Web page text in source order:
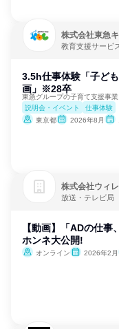
株式会社東急
教育支援サービ
3.5h仕事体験「子ど
画」※28卒
東急グループの子育て支援事
説明会・イベント
仕事体験
東京都
2026年8月
株式会社ウィ
放送・テレビ局
【動画】「ADの仕
ホンネ大公開!
オンライン 2026年2月